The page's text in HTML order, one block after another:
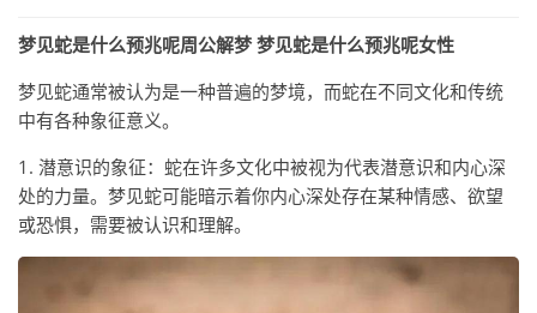
梦见蛇是什么预兆呢周公解梦 梦见蛇是什么预兆呢女性
梦见蛇通常被认为是一种普遍的梦境，而蛇在不同文化和传统
中有各种象征意义。
1. 潜意识的象征：蛇在许多文化中被视为代表潜意识和内心深
处的力量。梦见蛇可能暗示着你内心深处存在某种情感、欲望
或恐惧，需要被认识和理解。